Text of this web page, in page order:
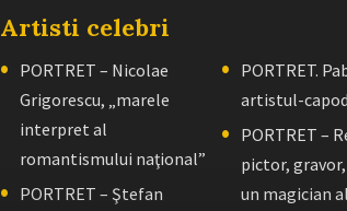
Artisti celebri
PORTRET – Nicolae
Grigorescu, „marele
interpret al
romantismului naţional”
PORTRET – Ştefan
PORTRET.
artistul-
PORTRET –
pictor,
un magician